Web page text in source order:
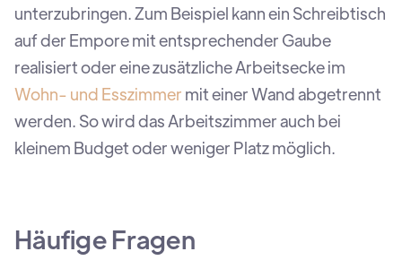
unterzubringen. Zum Beispiel kann ein Schreibtisch
auf der Empore mit entsprechender Gaube
realisiert oder eine zusätzliche Arbeitsecke im
Wohn- und Esszimmer mit einer Wand abgetrennt
werden. So wird das Arbeitszimmer auch bei
kleinem Budget oder weniger Platz möglich.
Häufige Fragen